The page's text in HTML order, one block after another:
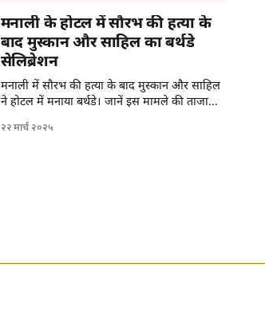
मनाली के होटल में सौरभ की हत्या के
बाद मुस्कान और साहिल का बर्थडे
सेलिब्रेशन
मनाली में सौरभ की हत्या के बाद मुस्कान और साहिल
ने होटल में मनाया बर्थडे। जानें इस मामले की ताजा
जानकारी।
२२ मार्च २०२५